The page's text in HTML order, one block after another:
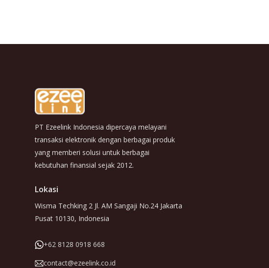
PT Ezeelink Indonesia dipercaya melayani
transaksi elektronik dengan berbagai produk
yang memberi solusi untuk berbagai
kebutuhan finansial sejak 2012.
Lokasi
Wisma Techking 2 Jl. AM Sangaji No.24 Jakarta
Pusat 10130, Indonesia
+62 8128 0918 668
contact@ezeelink.co.id